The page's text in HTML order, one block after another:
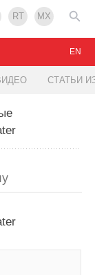
RT MX
СТАТЬИ
EN